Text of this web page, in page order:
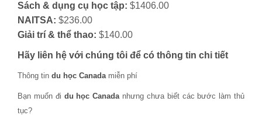
Sách & dụng cụ học tập: $1406.00
NAITSA: $236.00
Giải trí & thể thao: $140.00
Hãy liên hệ với chúng tôi để có thông tin chi tiết
Thông tin du học Canadamiễn phí
Bạn muốn đi du học Canadanhưng chưa biết các bước làm thủ
tục?